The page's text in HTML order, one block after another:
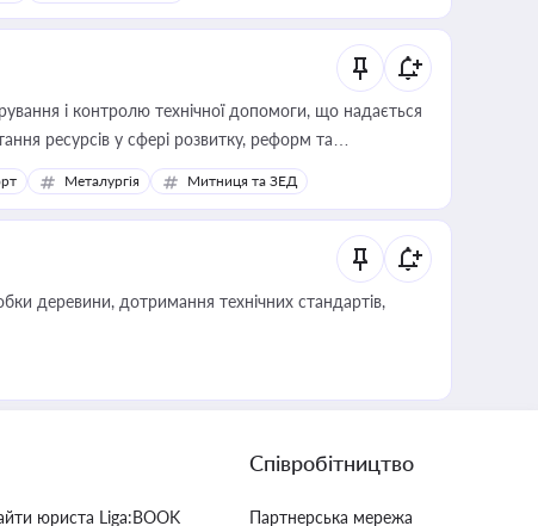
і контролю технічної допомоги, що надається
ресурсів у сфері розвитку, реформ та
Металургія Митниця та ЗЕД
деревини, дотримання технічних стандартів,
юриста Liga:BOOK
Співробітництво
Партнерська мережа